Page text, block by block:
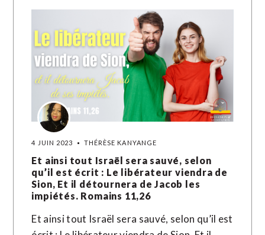
4 JUIN 2023 THÉRÈSE KANYANGE
Et ainsi tout Israël sera sauvé, selon
qu’il est écrit : Le libérateur viendra de
Sion, Et il détournera de Jacob les
impiétés. Romains 11,26
Et ainsi tout Israël sera sauvé, selon qu’il est